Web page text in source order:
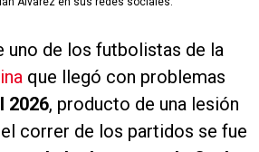
uno de los futbolistas de la
que llegó con problemas
2026, producto de una lesión
correr de los partidos se fue